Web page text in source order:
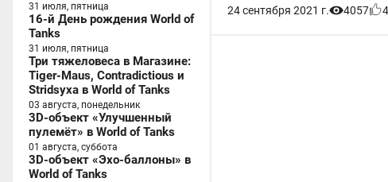
31 июля, пятница
16-й День рождения World of
Tanks
31 июля, пятница
Три тяжеловеса в Магазине:
Tiger-Maus, Contradictious и
Stridsyxa в World of Tanks
03 августа, понедельник
3D-объект «Улучшенный
пулемёт» в World of Tanks
01 августа, суббота
3D-объект «Эхо-баллоны» в
World of Tanks
24 сентября 2021 г. 4057 4